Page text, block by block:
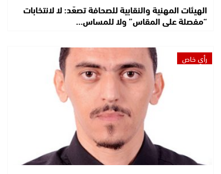
الهيئات المهنية والنقابية للصحافة تصعّد: لا لانتخابات
“مفصلة على المقاس” ولا للمساس…
رأي خاص